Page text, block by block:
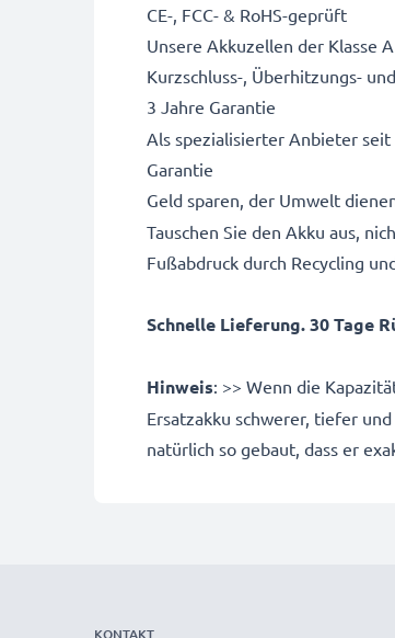
CE-, FCC- & RoHS-geprüft
Unsere Akkuzellen der Klasse
Kurzschluss-, Überhitzungs-
3 Jahre Garantie
Als spezialisierter Anbieter
Garantie
Geld sparen, der Umwelt
Tauschen Sie den Akku aus,
Fußabdruck durch Recycling
Schnelle Lieferung. 30 Tage
Hinweis: >> Wenn die
Ersatzakku schwerer, tiefer
natürlich so gebaut, dass er
KONTAKT